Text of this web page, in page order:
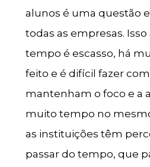
alunos é uma questão
todas as empresas.
tempo é escasso, há
feito e é difícil fazer
mantenham o foco e a
muito tempo no
as instituições têm
passar do tempo, que